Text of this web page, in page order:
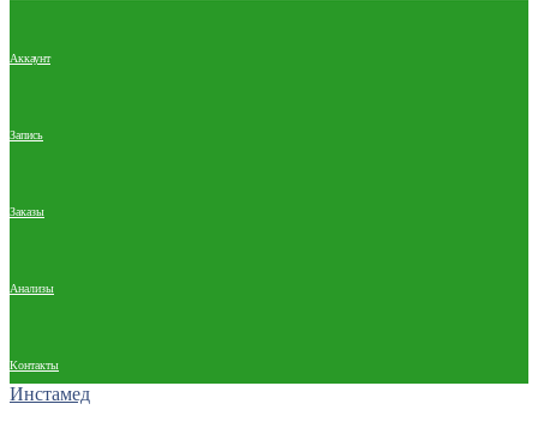
Аккаунт
Запись
Заказы
Анализы
Контакты
Инстамед